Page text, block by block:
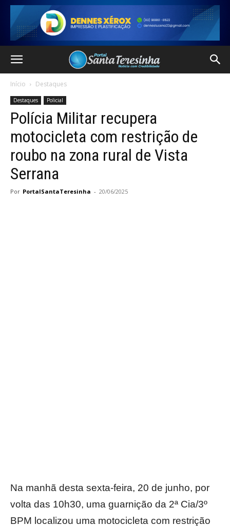
Início Destaques
Destaques Policial
Polícia Militar recupera
motocicleta com restrição de
roubo na zona rural de Vista
Serrana
Por PortalSantaTeresinha - 20/06/2025
Na manhã desta sexta-feira, 20 de junho, por
volta das 10h30, uma guarnição da 2ª Cia/3º
BPM localizou uma motocicleta com restrição